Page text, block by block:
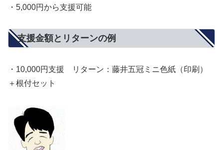
・5,000円から支援可能
支援金額とリターンの例
・10,000円支援 リターン：藤井五冠ミニ色紙（印刷）
＋根付セット